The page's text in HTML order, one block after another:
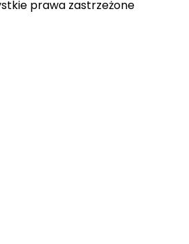
prawa zastrzeżone